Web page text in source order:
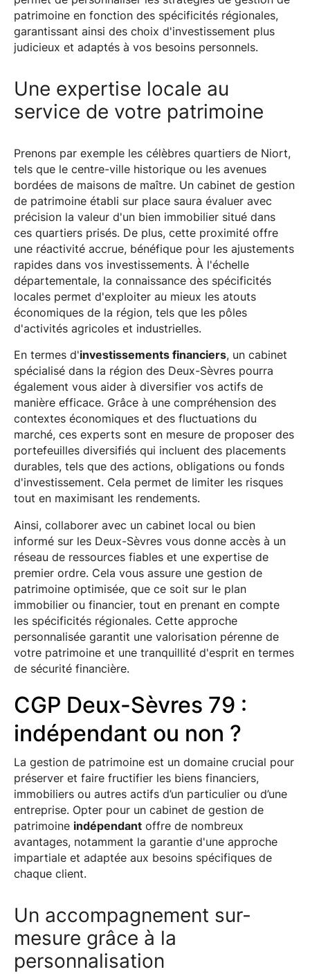
patrimoine en fonction des spécificités régionales,
garantissant ainsi des choix d'investissement plus
judicieux et adaptés à vos besoins personnels.
Une expertise locale au
service de votre patrimoine
Prenons par exemple les célèbres quartiers de Niort,
tels que le centre-ville historique ou les avenues
bordées de maisons de maître. Un cabinet de gestion
de patrimoine établi sur place saura évaluer avec
précision la valeur d'un bien immobilier situé dans
ces quartiers prisés. De plus, cette proximité offre
une réactivité accrue, bénéfique pour les ajustements
rapides dans vos investissements. À l'échelle
départementale, la connaissance des spécificités
locales permet d'exploiter au mieux les atouts
économiques de la région, tels que les pôles
d'activités agricoles et industrielles.
En termes d'investissements financiers, un cabinet
spécialisé dans la région des Deux-Sèvres pourra
également vous aider à diversifier vos actifs de
manière efficace. Grâce à une compréhension des
contextes économiques et des fluctuations du
marché, ces experts sont en mesure de proposer des
portefeuilles diversifiés qui incluent des placements
durables, tels que des actions, obligations ou fonds
d'investissement. Cela permet de limiter les risques
tout en maximisant les rendements.
Ainsi, collaborer avec un cabinet local ou bien
informé sur les Deux-Sèvres vous donne accès à un
réseau de ressources fiables et une expertise de
premier ordre. Cela vous assure une gestion de
patrimoine optimisée, que ce soit sur le plan
immobilier ou financier, tout en prenant en compte
les spécificités régionales. Cette approche
personnalisée garantit une valorisation pérenne de
votre patrimoine et une tranquillité d'esprit en termes
de sécurité financière.
CGP Deux-Sèvres 79 :
indépendant ou non ?
La gestion de patrimoine est un domaine crucial pour
préserver et faire fructifier les biens financiers,
immobiliers ou autres actifs d’un particulier ou d’une
entreprise. Opter pour un cabinet de gestion de
patrimoine indépendantoffre de nombreux
avantages, notamment la garantie d'une approche
impartiale et adaptée aux besoins spécifiques de
chaque client.
Un accompagnement sur-
mesure grâce à la
personnalisation